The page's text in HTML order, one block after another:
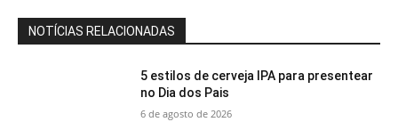
NOTÍCIAS RELACIONADAS
5 estilos de cerveja IPA para presentear
no Dia dos Pais
6 de agosto de 2026